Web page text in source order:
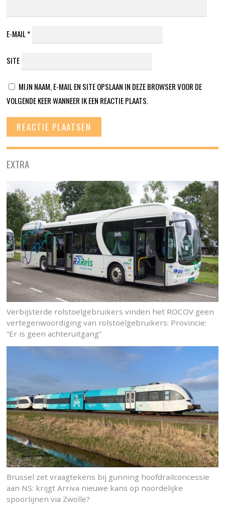
E-MAIL*
SITE
MIJN NAAM, E-MAIL EN SITE OPSLAAN IN DEZE BROWSER VOOR DE
VOLGENDE KEER WANNEER IK EEN REACTIE PLAATS.
EXTRA
Verbijsterde rolstoelgebruikers vinden het ROCOV geen
vertegenwoordiging van rolstoelgebruikers: Provincie:
“Er is geen achteruitgang”
Brussel zet vraagtekens bij gunning hoofdrailconcessie
aan NS: krijgt Arriva nieuwe kans op noordelijke
spoorlijnen via Zwolle?